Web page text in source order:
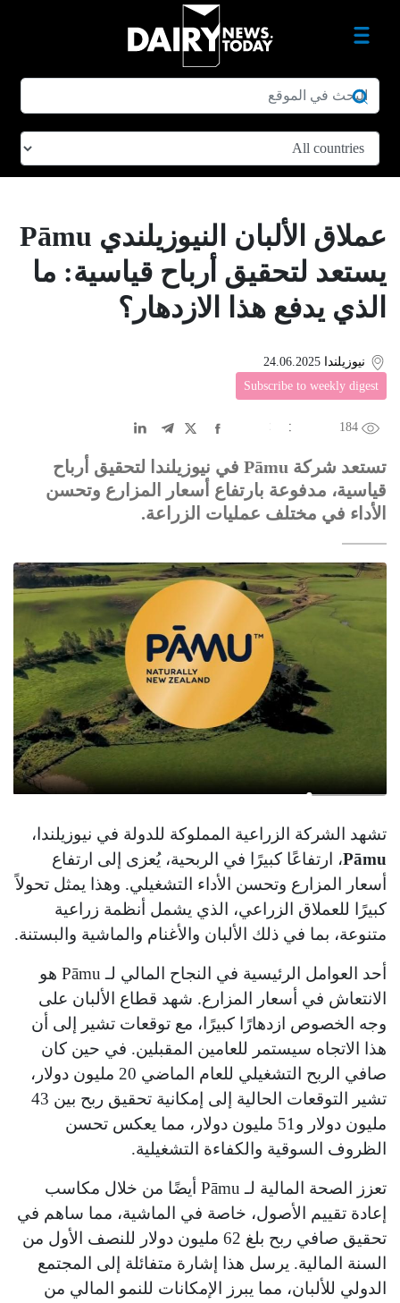
عملاق الألبان النيوزيلندي Pāmu
يستعد لتحقيق أرباح قياسية: ما
الذي يدفع هذا الازدهار؟
نيوزيلندا 24.06.2025
Subscribe to weekly digest
184
中文
DE عربى
تستعد شركة Pāmu في نيوزيلندا لتحقيق أرباح
قياسية، مدفوعة بارتفاع أسعار المزارع وتحسن
الأداء في مختلف عمليات الزراعة.
تشهد الشركة الزراعية المملوكة للدولة في نيوزيلندا،
Pāmu، ارتفاعًا كبيرًا في الربحية، يُعزى إلى ارتفاع
أسعار المزارع وتحسن الأداء التشغيلي. وهذا يمثل تحولاً
كبيرًا للعملاق الزراعي، الذي يشمل أنظمة زراعية
متنوعة، بما في ذلك الألبان والأغنام والماشية والبستنة.
أحد العوامل الرئيسية في النجاح المالي لـ Pāmu هو
الانتعاش في أسعار المزارع. شهد قطاع الألبان على
وجه الخصوص ازدهارًا كبيرًا، مع توقعات تشير إلى أن
هذا الاتجاه سيستمر للعامين المقبلين. في حين كان
صافي الربح التشغيلي للعام الماضي 20 مليون دولار،
تشير التوقعات الحالية إلى إمكانية تحقيق ربح بين 43
مليون دولار و51 مليون دولار، مما يعكس تحسن
الظروف السوقية والكفاءة التشغيلية.
تعزز الصحة المالية لـ Pāmu أيضًا من خلال مكاسب
إعادة تقييم الأصول، خاصة في الماشية، مما ساهم في
تحقيق صافي ربح بلغ 62 مليون دولار للنصف الأول من
السنة المالية. يرسل هذا إشارة متفائلة إلى المجتمع
الدولي للألبان، مما يبرز الإمكانات للنمو المالي من